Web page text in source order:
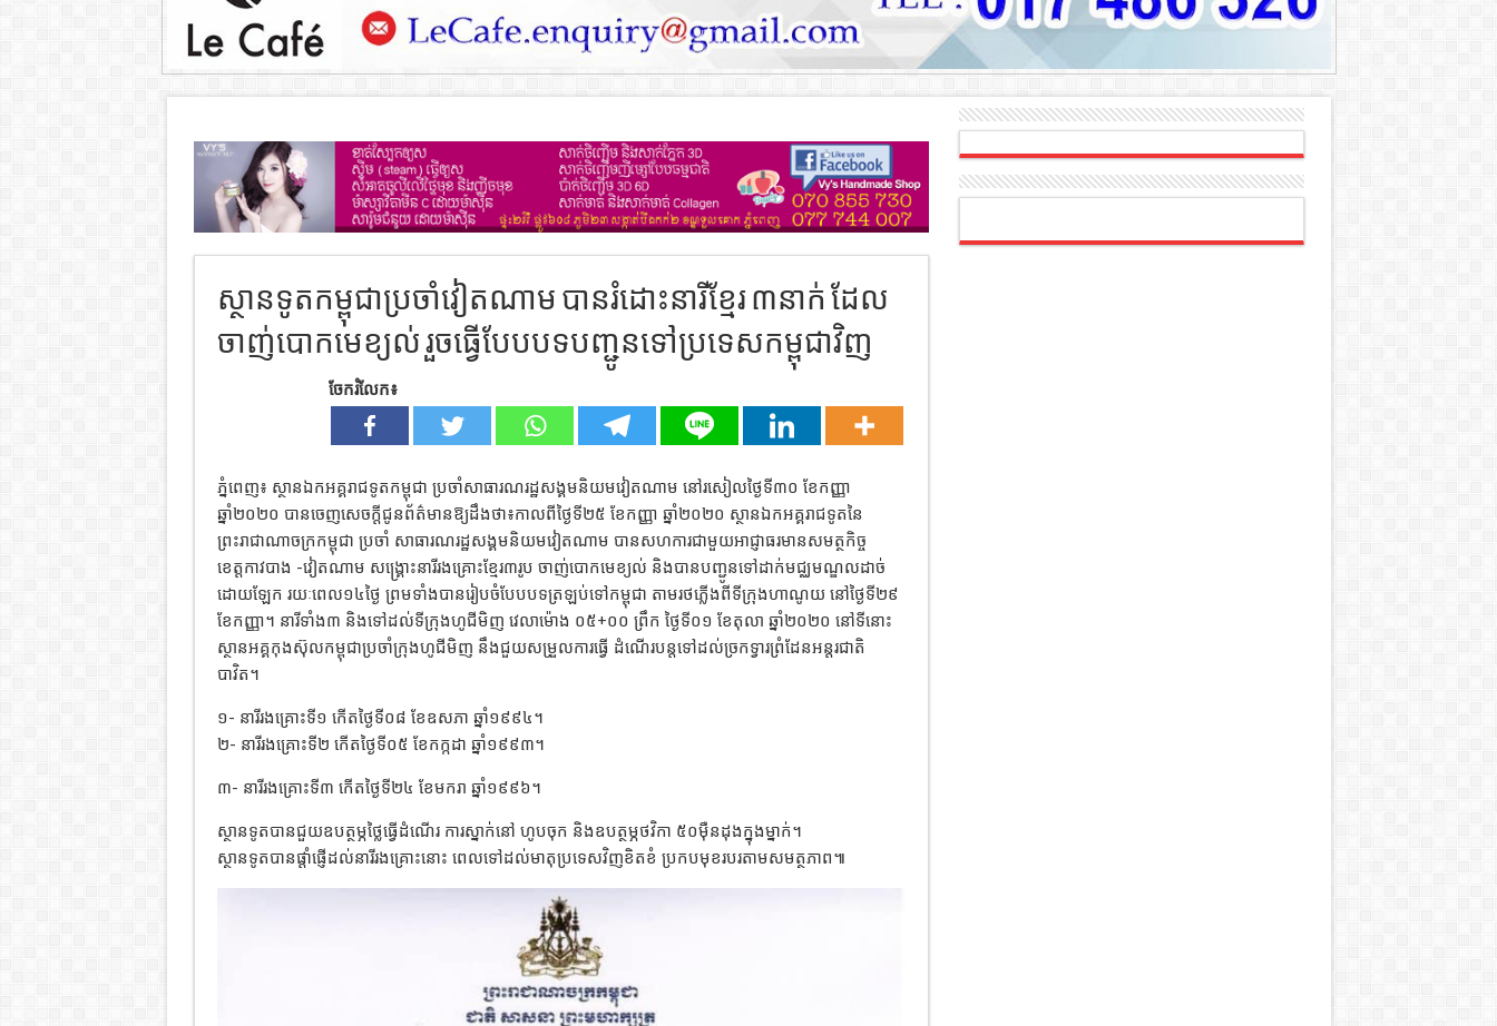
ស្ថានទូតកម្ពុជាប្រចាំវៀតណាម បានរំដោះនារីខ្មែរ ៣នាក់ ដែល
ចាញ់បោកមេខ្យល់ រួចធ្វើបែបបទបញ្ជូនទៅប្រទេសកម្ពុជាវិញ
ចែករំលែក៖
ភ្នំពេញ៖ ស្ថានឯកអគ្គរាជទូតកម្ពុជា ប្រចាំសាធារណរដ្ឋសង្គមនិយមវៀតណាម នៅរសៀលថ្ងៃទី៣០ ខែកញ្ញា
ឆ្នាំ២០២០ បានចេញសេចក្តីជូនព័ត៌មានឱ្យដឹងថា៖កាលពីថ្ងៃទី២៥ ខែកញ្ញា ឆ្នាំ២០២០ ស្ថានឯកអគ្គរាជទូតនៃ
ព្រះរាជាណាចក្រកម្ពុជា ប្រចាំ សាធារណរដ្ឋសង្គមនិយមវៀតណាម បានសហការជាមួយអាជ្ញាធរមានសមត្ថកិច្ច
ខេត្តកាវបាង -វៀតណាម សង្គ្រោះនារីរងគ្រោះខ្មែរ៣រូប ចាញ់បោកមេខ្យល់ និងបានបញ្ជូនទៅដាក់មជ្ឈមណ្ឌលដាច់
ដោយឡែក រយៈពេល១៤ថ្ងៃ ព្រមទាំងបានរៀបចំបែបបទត្រឡប់ទៅកម្ពុជា តាមរថភ្លើងពីទីក្រុងហាណូយ នៅថ្ងៃទី២៩
ខែកញ្ញា។ នារីទាំង៣ និងទៅដល់ទីក្រុងហូជីមិញ វេលាម៉ោង ០៥+០០ ព្រឹក ថ្ងៃទី០១ ខែតុលា ឆ្នាំ២០២០ នៅទីនោះ
ស្ថានអគ្គកុងស៊ុលកម្ពុជាប្រចាំក្រុងហូជីមិញ នឹងជួយសម្រួលការធ្វើ ដំណើរបន្តទៅដល់ច្រកទ្វារព្រំដែនអន្តរជាតិ
បាវិត។
១- នារីរងគ្រោះទី១ កើតថ្ងៃទី០៨ ខែឧសភា ឆ្នាំ១៩៩៤។
២- នារីរងគ្រោះទី២ កើតថ្ងៃទី០៥ ខែកក្កដា ឆ្នាំ១៩៩៣។
៣- នារីរងគ្រោះទី៣ កើតថ្ងៃទី២៤ ខែមករា ឆ្នាំ១៩៩៦។
ស្ថានទូតបានជួយឧបត្ថម្ភថ្លៃធ្វើដំណើរ ការស្នាក់នៅ ហូបចុក និងឧបត្ថម្ភថវិកា ៥០ម៉ឺនដុងក្នុងម្នាក់។
ស្ថានទូតបានផ្តាំផ្ញើដល់នារីរងគ្រោះនោះ ពេលទៅដល់មាតុប្រទេសវិញខិតខំ ប្រកបមុខរបរតាមសមត្ថភាព៕